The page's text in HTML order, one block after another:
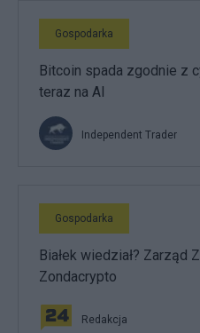
Gospodarka
Bitcoin spada zgodnie z
teraz na AI
Independent Trader
Gospodarka
Białek wiedział? Zarząd
Zondacrypto
Redakcja